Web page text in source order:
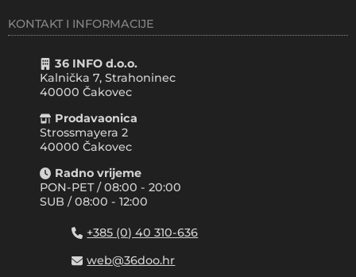
KONTAKT I INFORMACIJE
36 INFO d.o.o.
Kalnička 7, Strahoninec
40000 Čakovec
Prodavaonica
Strossmayera 2
40000 Čakovec
Radno vrijeme
PON-PET / 08:00 - 20:00
SUB / 08:00 - 12:00
+385 (0) 40 310-636
web@36doo.hr